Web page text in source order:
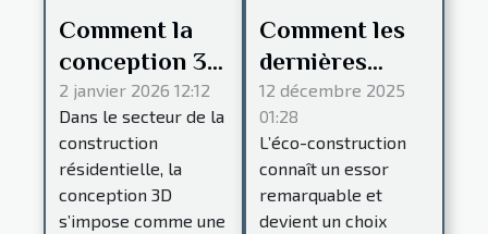
Comment la
conception 3D
transforme-t-
elle les projets
de
construction
résidentielle ?
2 janvier 2026 12:12
Dans le secteur de la
construction
résidentielle, la
conception 3D
s’impose comme une
Comment les
dernières
innovations en
éco-
construction
peuvent
transformer
12 décembre 2025
01:28
L’éco-construction
connaît un essor
remarquable et
devient un choix